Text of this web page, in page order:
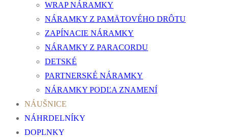
WRAP NÁRAMKY
NÁRAMKY Z PAMÄTOVÉHO DRÔTU
ZAPÍNACIE NÁRAMKY
NÁRAMKY Z PARACORDU
DETSKÉ
PARTNERSKÉ NÁRAMKY
NÁRAMKY PODĽA ZNAMENÍ
NÁUŠNICE
NÁHRDELNÍKY
DOPLNKY